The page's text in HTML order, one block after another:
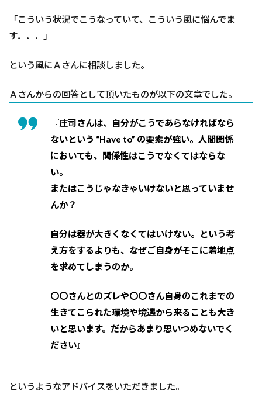
「こういう状況でこうなっていて、こういう風に悩んでま
す．．．」
という風にＡさんに相談しました。
Ａさんからの回答として頂いたものが以下の文章でした。
『庄司さんは、自分がこうであらなければなら
ないという “Have to” の要素が強い。人間関係
においても、関係性はこうでなくてはならな
い。
またはこうじゃなきゃいけないと思っていませ
んか？
自分は器が大きくなくてはいけない。という考
え方をするよりも、なぜご自身がそこに着地点
を求めてしまうのか。
〇〇さんとのズレや〇〇さん自身のこれまでの
生きてこられた環境や境遇から来ることも大き
いと思います。だからあまり思いつめないでく
ださい』
というようなアドバイスをいただきました。